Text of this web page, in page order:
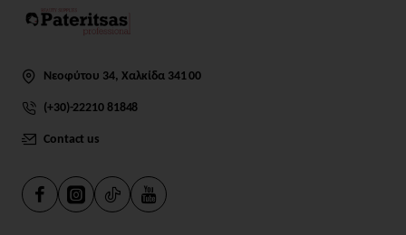
Νεοφύτου 34, Χαλκίδα 341 00
(+30)-22210 81848
Contact us